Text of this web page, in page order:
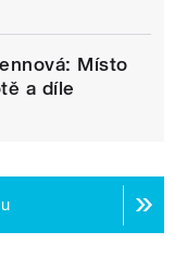
Místo
a díle